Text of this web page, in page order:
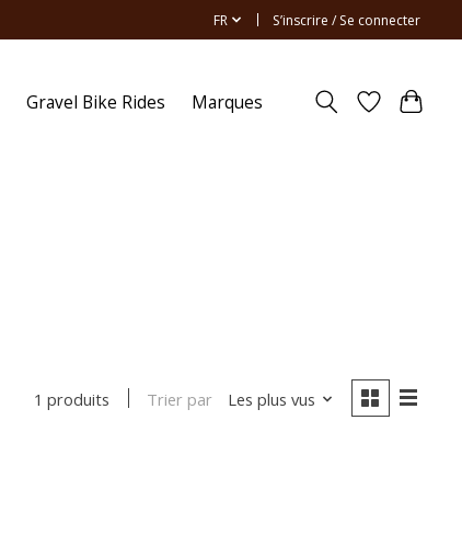
FR S’inscrire / Se connecter
Gravel Bike Rides Marques
1 produits Trier par Les plus vus